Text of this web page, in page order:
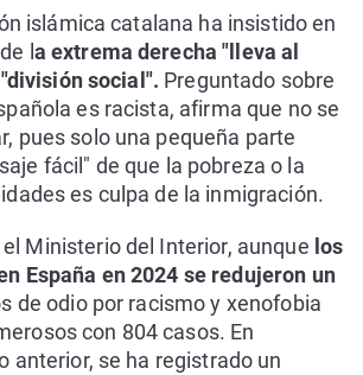
islámica catalana ha insistido en
l a extrema derecha "lleva al
social". Preguntado sobre
es racista, afirma que no se
pues solo una pequeña parte
fácil" de que la pobreza o la
es culpa de la inmigración.
Ministerio del Interior, aunque los
España en 2024 se redujeron un
de odio por racismo y xenofobia
con 804 casos. En
anterior, se ha registrado un